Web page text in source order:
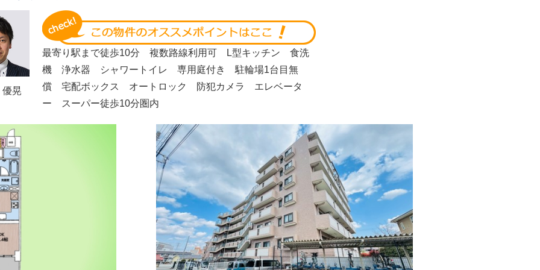
晃
最寄り駅まで徒歩10分 複数路線利用可 L型キッチン 食洗
機 浄水器 シャワートイレ 専用庭付き 駐輪場1台目無
償 宅配ボックス オートロック 防犯カメラ エレベータ
ー スーパー徒歩10分圏内